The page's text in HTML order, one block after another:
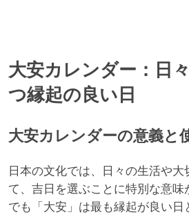
大安カレンダー：日
つ縁起の良い日
大安カレンダーの意義と
日本の文化では、日々の生活や
て、吉日を選ぶことに特別な意味
でも「大安」は最も縁起が良い日